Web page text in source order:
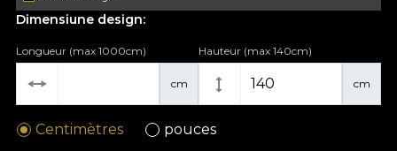
Dimensiune design:
cm
Longueur (max 1000cm)
cm
Hauteur (max 140cm)
Centimètres pouces